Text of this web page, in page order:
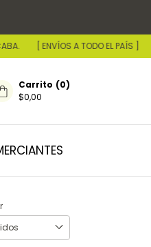
[ ENVÍOS A TODO EL PAÍS ]
Carrito (0)
$0,00